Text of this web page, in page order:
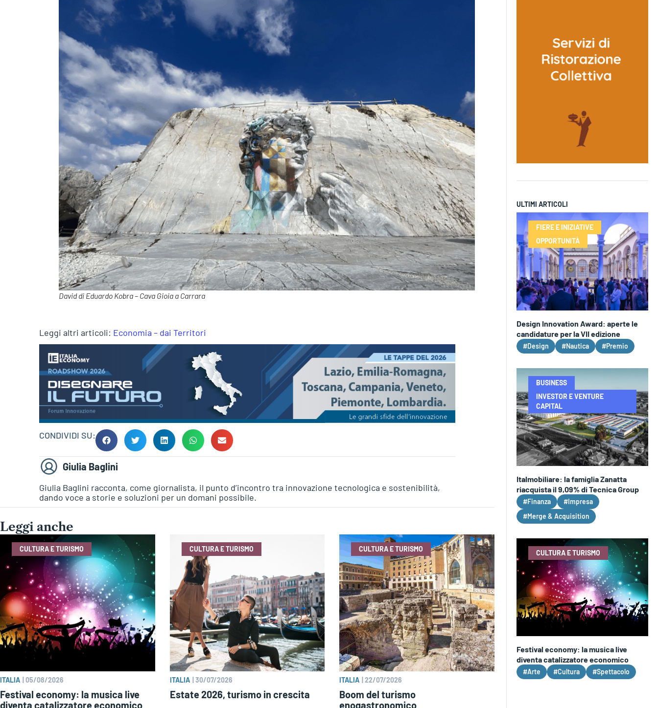
David di Eduardo Kobra – Cava Gioia a Carrara
Leggi altri articoli: Economia – dai Territori
CONDIVIDI SU:
Giulia Baglini
Giulia Baglini racconta, come giornalista, il punto d’incontro tra innovazione tecnologica e sostenibilità,
dando voce a storie e soluzioni per un domani possibile.
Leggi anche
CULTURA E TURISMO
ITALIA 05/08/2026
Festival economy: la musica live
diventa catalizzatore economico
CULTURA E TURISMO
ITALIA 30/07/2026
Estate 2026, turismo in crescita
CULTURA E TURISMO
ITALIA |22/07/2026
Boom del turismo
enogastronomico
ULTIMI ARTICOLI
FIERE E INIZIATIVE
OPPORTUNITÀ
Design Innovation Award: aperte le
candidature per la VII edizione
#Design #Nautica #Premio
BUSINESS
INVESTOR E VENTURE
CAPITAL
Italmobiliare: la famiglia Zanatta
riacquista il 9,09% di Tecnica Group
#Finanza
#Impresa
#Merge & Acquisition
CULTURA E TURISMO
Festival economy: la musica live
diventa catalizzatore economico
#Arte #Cultura #Spettacolo